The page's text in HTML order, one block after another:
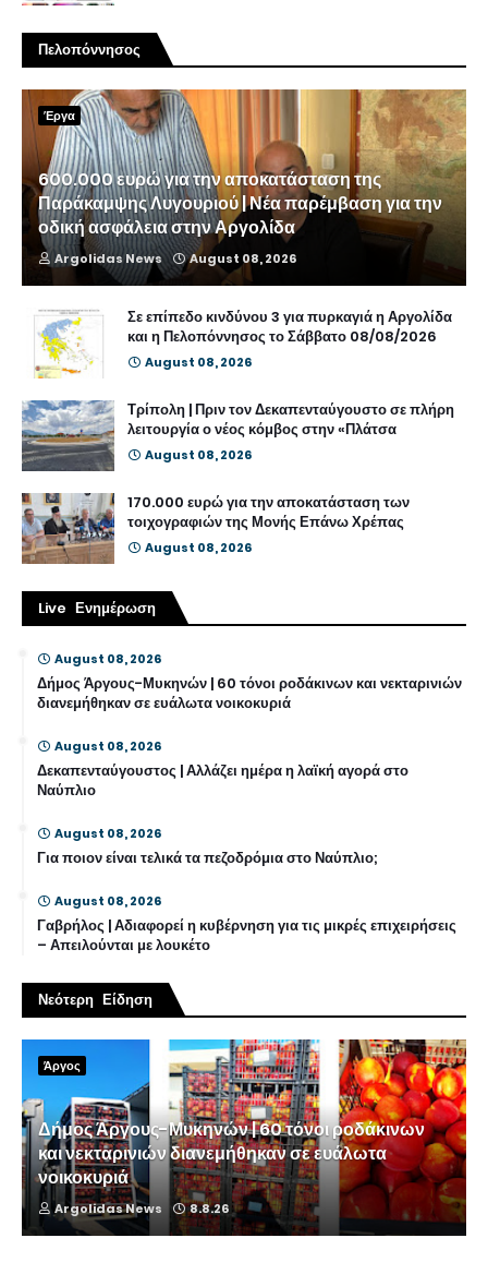
Πελοπόννησος
Έργα
600.000 ευρώ για την αποκατάσταση της
Παράκαμψης Λυγουριού | Νέα παρέμβαση για την
οδική ασφάλεια στην Αργολίδα
Argolidas News August 08, 2026
Σε επίπεδο κινδύνου 3 για πυρκαγιά η Αργολίδα
και η Πελοπόννησος το Σάββατο 08/08/2026
August 08, 2026
Τρίπολη | Πριν τον Δεκαπενταύγουστο σε πλήρη
λειτουργία ο νέος κόμβος στην «Πλάτσα
August 08, 2026
170.000 ευρώ για την αποκατάσταση των
τοιχογραφιών της Μονής Επάνω Χρέπας
August 08, 2026
Live Ενημέρωση
August 08, 2026
Δήμος Άργους-Μυκηνών | 60 τόνοι ροδάκινων και νεκταρινιών
διανεμήθηκαν σε ευάλωτα νοικοκυριά
August 08, 2026
Δεκαπενταύγουστος | Αλλάζει ημέρα η λαϊκή αγορά στο
Ναύπλιο
August 08, 2026
Για ποιον είναι τελικά τα πεζοδρόμια στο Ναύπλιο;
August 08, 2026
Γαβρήλος | Αδιαφορεί η κυβέρνηση για τις μικρές επιχειρήσεις
– Απειλούνται με λουκέτο
Νεότερη Είδηση
Άργος
Δήμος Άργους-Μυκηνών | 60 τόνοι ροδάκινων
και νεκταρινιών διανεμήθηκαν σε ευάλωτα
νοικοκυριά
Argolidas News 8.8.26